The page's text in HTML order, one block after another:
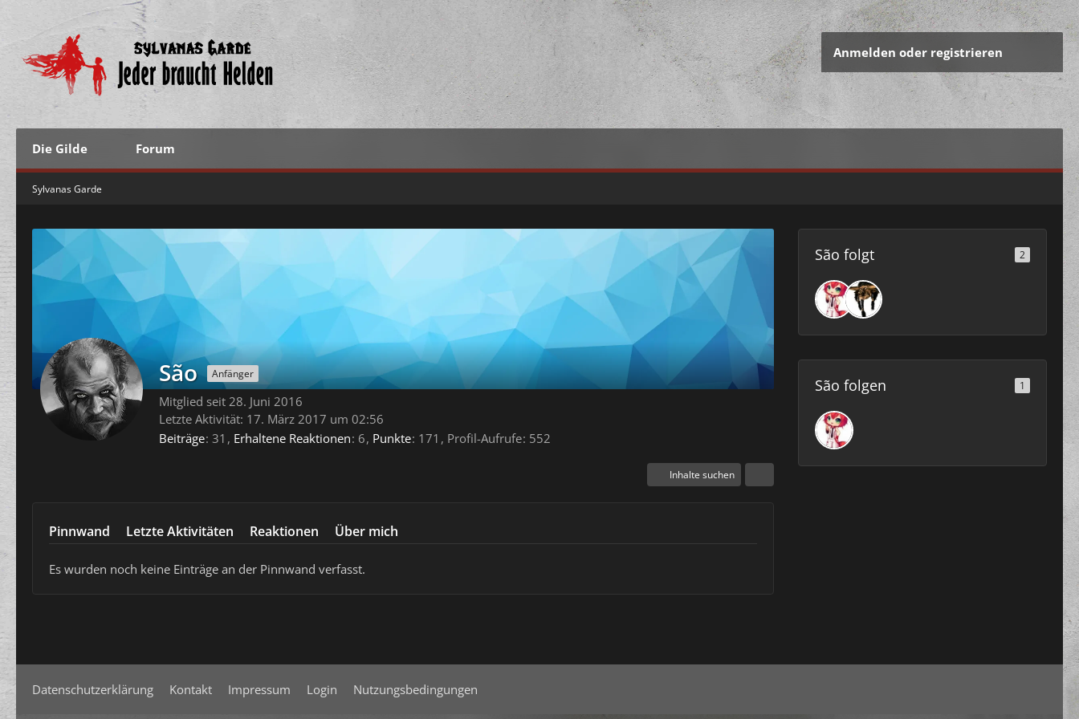
Anmelden oder registrieren
Die Gilde Forum
Sylvanas Garde
São Anfänger
Mitglied seit 28. Juni 2016
Letzte Aktivität: 17. März 2017 um 02:56
Beiträge 31 Erhaltene Reaktionen 6 Punkte 171 Profil-Aufrufe 552
Inhalte suchen
Pinnwand Letzte Aktivitäten Reaktionen Über mich
Es wurden noch keine Einträge an der Pinnwand verfasst.
São folgt 2
São folgen 1
Datenschutzerklärung Kontakt Impressum Login Nutzungsbedingungen